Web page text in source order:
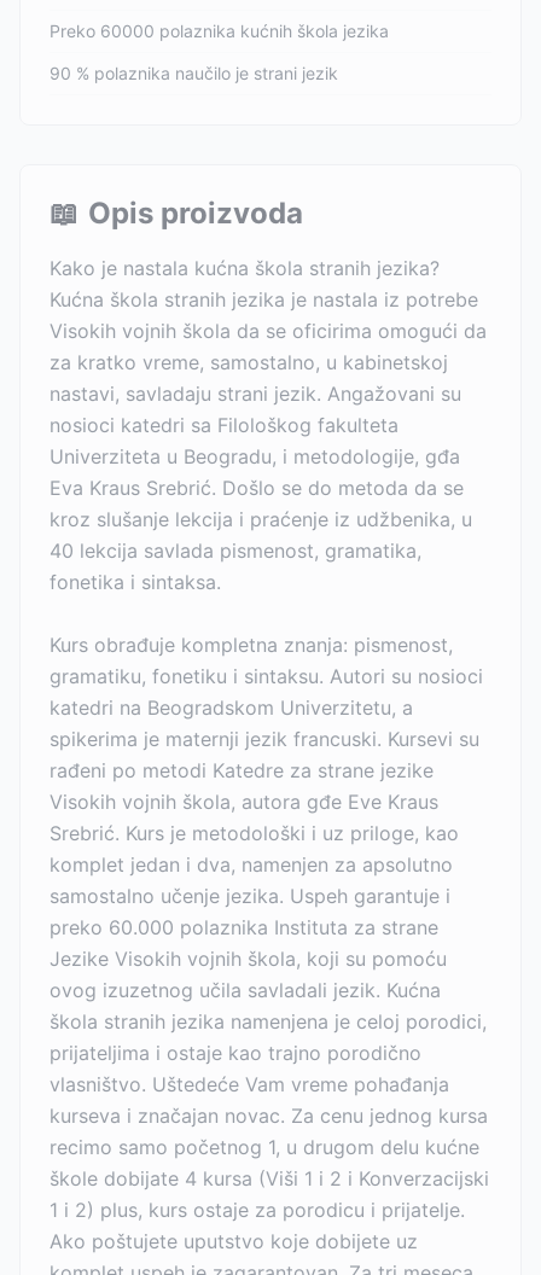
Preko 60000 polaznika kućnih škola jezika
90 % polaznika naučilo je strani jezik
📖 Opis proizvoda
Kako je nastala kućna škola stranih jezika?
Kućna škola stranih jezika je nastala iz potrebe
Visokih vojnih škola da se oficirima omogući da
za kratko vreme, samostalno, u kabinetskoj
nastavi, savladaju strani jezik. Angažovani su
nosioci katedri sa Filološkog fakulteta
Univerziteta u Beogradu, i metodologije, gđa
Eva Kraus Srebrić. Došlo se do metoda da se
kroz slušanje lekcija i praćenje iz udžbenika, u
40 lekcija savlada pismenost, gramatika,
fonetika i sintaksa.
Kurs obrađuje kompletna znanja: pismenost,
gramatiku, fonetiku i sintaksu. Autori su nosioci
katedri na Beogradskom Univerzitetu, a
spikerima je maternji jezik francuski. Kursevi su
rađeni po metodi Katedre za strane jezike
Visokih vojnih škola, autora gđe Eve Kraus
Srebrić. Kurs je metodološki i uz priloge, kao
komplet jedan i dva, namenjen za apsolutno
samostalno učenje jezika. Uspeh garantuje i
preko 60.000 polaznika Instituta za strane
Jezike Visokih vojnih škola, koji su pomoću
ovog izuzetnog učila savladali jezik. Kućna
škola stranih jezika namenjena je celoj porodici,
prijateljima i ostaje kao trajno porodično
vlasništvo. Uštedeće Vam vreme pohađanja
kurseva i značajan novac. Za cenu jednog kursa
recimo samo početnog 1, u drugom delu kućne
škole dobijate 4 kursa (Viši 1 i 2 i Konverzacijski
1 i 2) plus, kurs ostaje za porodicu i prijatelje.
Ako poštujete uputstvo koje dobijete uz